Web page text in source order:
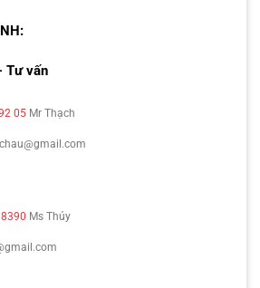
Tư vấn
05 Mr Thạch
Ms Thúy